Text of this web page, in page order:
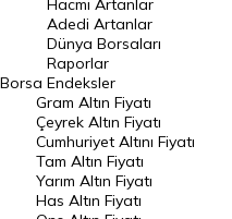
Geçmiş Kapanışlar
Dünya Borsaları
Raporlar
Endeksler
DÖVİZ
Borsa
Hacmi Artanlar
Adedi Artanlar
Dünya Borsaları
Raporlar
Endeksler
Gram Altın Fiyatı
Çeyrek Altın Fiyatı
Cumhuriyet Altını Fiyatı
Tam Altın Fiyatı
Yarım Altın Fiyatı
Has Altın Fiyatı